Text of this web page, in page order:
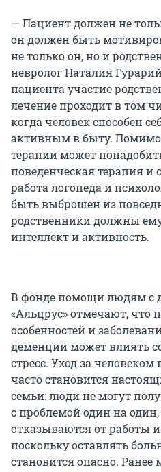
— Пациент должен не
он должен быть
не только он, но и
невролог Наталия
пациента участие
лечение проходит в том
когда человек способен
активным в быту.
терапии может
поведенческая терапия и
работа логопеда и
быть выброшен из
родственники должны
интеллект и активность.
В фонде помощи людям с
«Альцрус» отмечают, что
особенностей и
деменции может влиять
стресс. Уход за
часто становится
семьи: люди не могут
с проблемой один на
отказываются от работы
поскольку оставлять
становится опасно.